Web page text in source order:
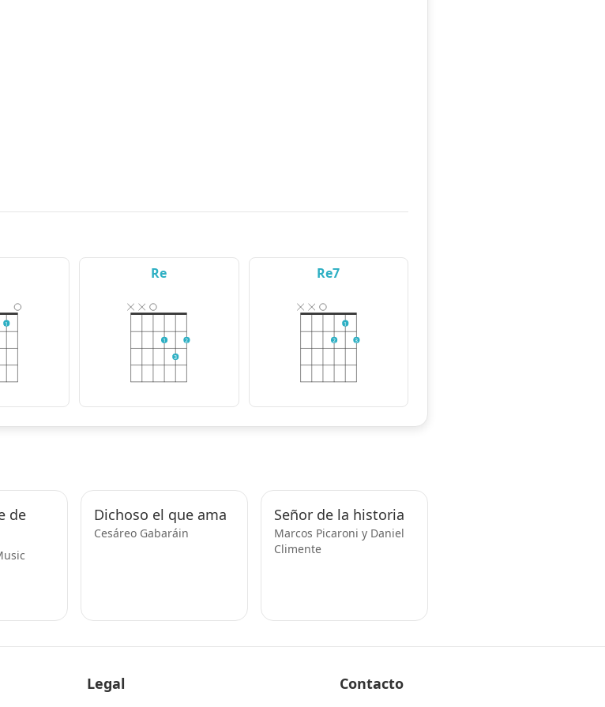
1
Re
1
3
2
Re7
2
1
3
de
Dichoso el que ama
Cesáreo Gabaráin
Señor de la historia
Marcos Picaroni y Daniel
Climente
Legal Contacto